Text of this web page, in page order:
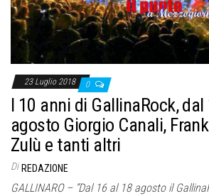
23 Luglio 2018 0
I 10 anni di GallinaRock, dal
agosto Giorgio Canali,
Zulù e tanti altri
Di REDAZIONE
GALLINARO – “Dal 16 al 18 agosto il